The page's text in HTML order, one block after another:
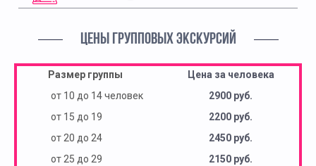
ЦЕНЫ ГРУППОВЫХ ЭКСКУРСИЙ
Размер группы
Цена за человека
от 10 до 14 человек
2900 руб.
от 15 до 19
2200 руб.
от 20 до 24
2450 руб.
от 25 до 29
2150 руб.